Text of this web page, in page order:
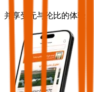
并享受无与伦比的体验！